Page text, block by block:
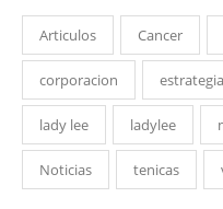
Articulos Cancer
corporacion
lady lee ladylee
Noticias tenicas